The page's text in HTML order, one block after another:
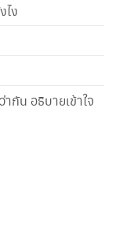
ง
กัน อธิบายเข้าใจ